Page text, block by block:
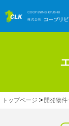
トップページ 開発物件